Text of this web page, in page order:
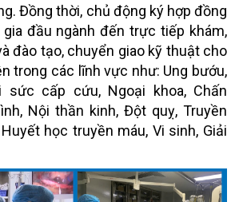
Đồng thời, chủ động ký hợp đồng
đầu ngành đến trực tiếp khám,
đào tạo, chuyển giao kỹ thuật cho
trong các lĩnh vực như: Ung bướu,
sức cấp cứu, Ngoại khoa, Chấn
Nội thần kinh, Đột quỵ, Truyền
học truyền máu, Vi sinh, Giải